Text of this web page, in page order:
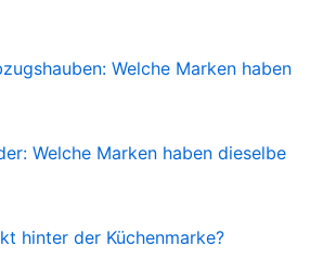
Welche Marken haben
Welche Marken haben dieselbe
hinter der Küchenmarke?